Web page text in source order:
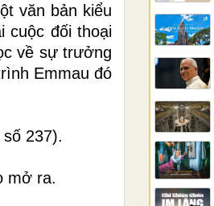
văn bản kiểu
cuộc đối thoại
về sự trưởng
Emmau đó
số 237).
mở ra.